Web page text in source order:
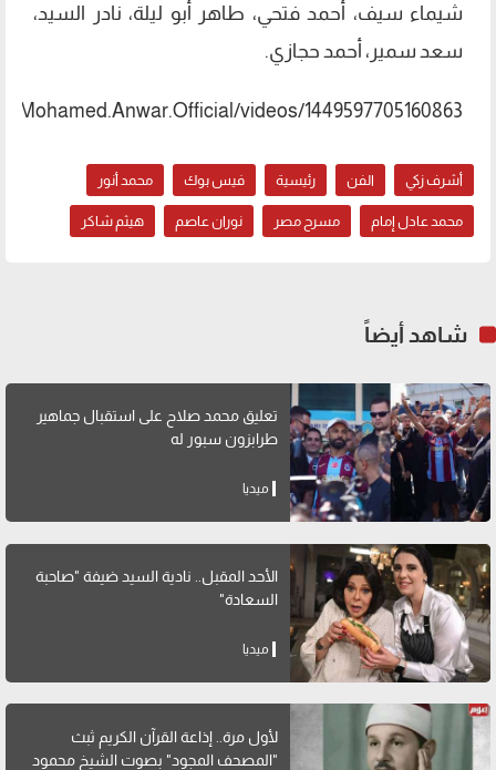
شيماء سيف، أحمد فتحي، طاهر أبو ليلة، نادر السيد،
سعد سمير، أحمد حجازي.
Mohamed.Anwar.Official/videos/1449597705160863/
أشرف زكي الفن رئيسية فيس بوك محمد أنور
محمد عادل إمام مسرح مصر نوران عاصم هيثم شاكر
شاهد أيضاً
تعليق محمد صلاح على استقبال جماهير
طرابزون سبور له
ميديا
الأحد المقبل.. نادية السيد ضيفة "صاحبة
السعادة"
ميديا
لأول مرة.. إذاعة القرآن الكريم ثبث
"المصحف المجود" بصوت الشيخ محمود